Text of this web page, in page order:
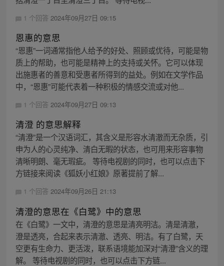
1 个回答 2024年09月27日 09:15
恩惠的意思
“恩惠”一词通常指他人给予的好处、照顾或优待，可能是物
质上的帮助，也可能是精神上的支持或关怀。它可以体现
出施惠者的善意和受惠者所得到的益处。例如在文学作品
中，“恩惠”可能代表着一种积极的情感交流或对他...
1 个回答 2024年09月27日 09:13
清澄 的意思解释
“清澄”是一个汉语词汇，其含义是形容水清澈而无杂质，引
申为人的心灵纯净、清白无暇的状态，也可用来形容事物
清晰明朗、毫无瑕疵。 等待电视剧的同时，也可以点击下
方链接来阅读《狐妖小红娘》原著提前了解...
1 个回答 2024年09月26日 21:13
清澄的意思在《白鹭》中的意思
在《白鹭》一文中，清澄的意思是清亮明洁。清是清澈，
澄是透亮，合起来表示清澈、透亮、明洁。有了白鹭，天
空更有生命力、更活泼，联系语境能加深对“清澄”含义的理
解。 等待电视剧的同时，也可以点击下方链...